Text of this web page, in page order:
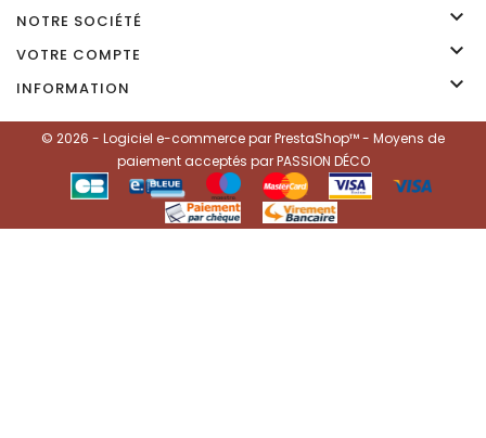
NOTRE SOCIÉTÉ 
VOTRE COMPTE 
INFORMATION 
© 2026 - Logiciel e-commerce par PrestaShop™ - Moyens de
paiement acceptés par PASSION DÉCO